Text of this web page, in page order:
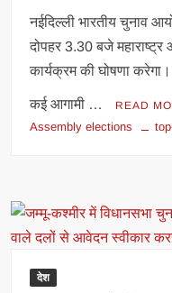
नईदिल्ली भारतीय चुनाव
दोपहर 3.30 बजे
कार्यक्रम की घोषणा
कई आगामी … READ
Assembly elections
देश